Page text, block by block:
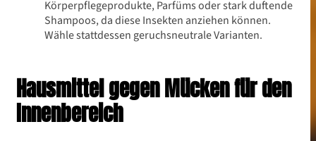
Körperpflegeprodukte, Parfüms oder stark duftende
Shampoos, da diese Insekten anziehen können.
Wähle stattdessen geruchsneutrale Varianten.
Hausmittel gegen Mücken für den
Innenbereich